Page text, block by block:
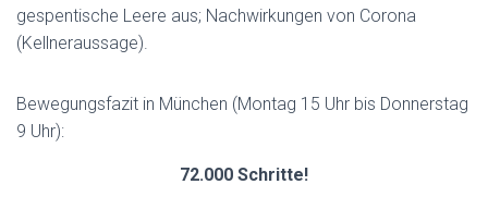
gespentische Leere aus; Nachwirkungen von Corona
(Kellneraussage).
Bewegungsfazit in München (Montag 15 Uhr bis Donnerstag
9 Uhr):
72.000 Schritte!